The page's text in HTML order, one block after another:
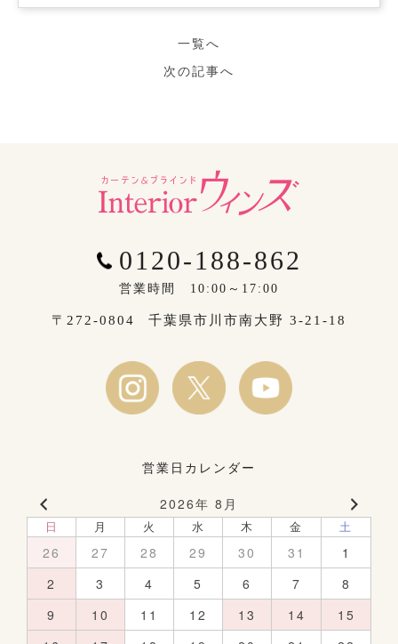
一覧へ
次の記事へ
0120-188-862
営業時間 10:00～17:00
〒272-0804 千葉県市川市南大野 3-21-18
営業日カレンダー
2026年 8月
日 月 火 水 木 金 土
26 27 28 29 30 31
1
2
3 4 5 6 7
8
9
10 11 12 13 14
15